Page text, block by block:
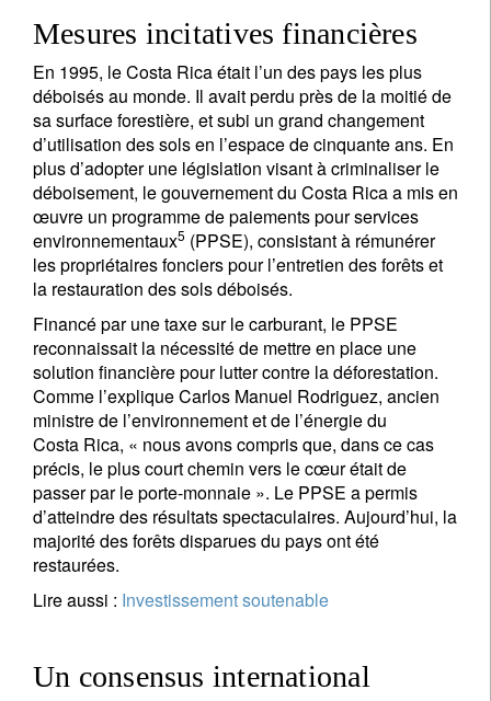
Mesures incitatives financières
En 1995, le Costa Rica était l’un des pays les plus
déboisés au monde. Il avait perdu près de la moitié de
sa surface forestière, et subi un grand changement
d’utilisation des sols en l’espace de cinquante ans. En
plus d’adopter une législation visant à criminaliser le
déboisement, le gouvernement du Costa Rica a mis en
œuvre un programme de paiements pour services
environnementaux5 (PPSE), consistant à rémunérer
les propriétaires fonciers pour l’entretien des forêts et
la restauration des sols déboisés.
Financé par une taxe sur le carburant, le PPSE
reconnaissait la nécessité de mettre en place une
solution financière pour lutter contre la déforestation.
Comme l’explique Carlos Manuel Rodriguez, ancien
ministre de l’environnement et de l’énergie du
Costa Rica, « nous avons compris que, dans ce cas
précis, le plus court chemin vers le cœur était de
passer par le porte-monnaie ». Le PPSE a permis
d’atteindre des résultats spectaculaires. Aujourd’hui, la
majorité des forêts disparues du pays ont été
restaurées.
Lire aussi : Investissement soutenable
Un consensus international
S'inscrire à la newsletter
Email
Civilité Prénom
Nom
Pays de résidence
notrepolitique de confidentialité.